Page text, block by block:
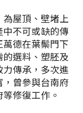
為屋頂、壁堵上
不可或缺的傳
德在葉鬃門下
選料、塑胚及
傳承，多次進
曾參與台南府
修復工作。